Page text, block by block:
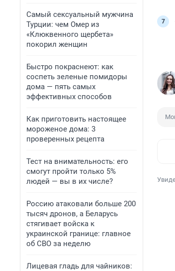
Самый сексуальный мужчина
Турции: чем Омер из
«Клюквенного щербета»
покорил женщин
Быстро покраснеют: как
соспеть зеленые помидоры
дома — пять самых
эффективных способов
Как приготовить настоящее
мороженое дома: 3
проверенных рецепта
Тест на внимательность: его
смогут пройти только 5%
людей — вы в их числе?
Россию атаковали больше 200
тысяч дронов, а Беларусь
стягивает войска к
украинской границе: главное
об СВО за неделю
Лицевая гладь для чайников: